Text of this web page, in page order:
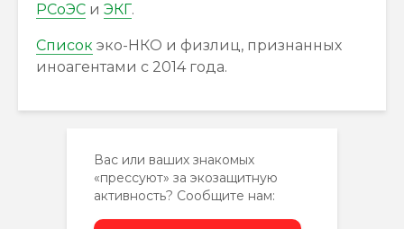
РСоЭС и ЭКГ.
Список эко-НКО и физлиц, признанных
иноагентами с 2014 года.
Вас или ваших знакомых
«прессуют» за экозащитную
активность? Сообщите нам: